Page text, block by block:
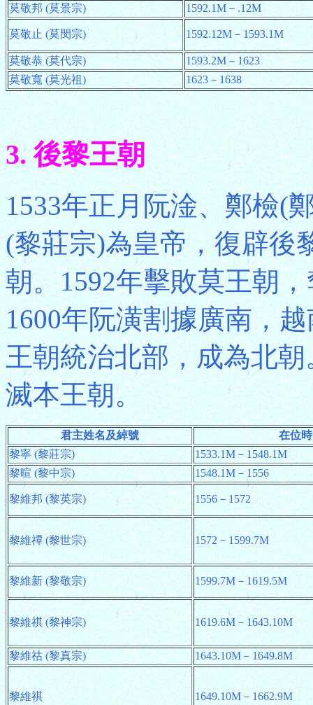
莫敬邦 (莫景宗) 1592.1M－.12M
莫敬止 (莫閔宗) 1592.12M－1593.1M
莫敬恭 (莫代宗)
1593.2M－1623
莫敬寬 (莫光祖)
1623－1638
3. 後黎王朝
1533年正月阮淦、鄭檢(
(黎莊宗)為皇帝，復辟後
朝。1592年擊敗莫王朝
1600年阮潢割據廣南，
王朝統治北部，成為北
滅本王朝。
君主姓名及綽號
在位
黎寧 (黎莊宗)
1533.1M－1548.1M
黎暄 (黎中宗)
1548.1M－1556
黎維邦 (黎英宗) 1556－1572
黎維禫 (黎世宗) 1572－1599.7M
黎維新 (黎敬宗) 1599.7M－1619.5M
黎維祺 (黎神宗) 1619.6M－1643.10M
黎維祜 (黎真宗) 1643.10M－1649.8M
黎維祺 1649.10M－1662.9M